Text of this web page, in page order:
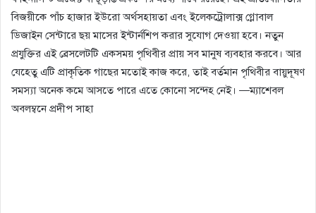
বিজয়ীকে পাঁচ হাজার ইউরো অর্থসহায়তা এবং ইলেকট্রোলাক্স গ্লোবাল
ডিজাইন সেন্টারে ছয় মাসের ইন্টার্নশিপ করার সুযোগ দেওয়া হবে। নতুন
প্রযুক্তির এই ব্রেসলেটটি একসময় পৃথিবীর প্রায় সব মানুষ ব্যবহার করবে। আর
যেহেতু এটি প্রাকৃতিক গাছের মতোই কাজ করে, তাই বর্তমান পৃথিবীর বায়ুদূষণ
সমস্যা অনেক কমে আসতে পারে এতে কোনো সন্দেহ নেই। —ম্যাশেবল
অবলম্বনে প্রদীপ সাহা